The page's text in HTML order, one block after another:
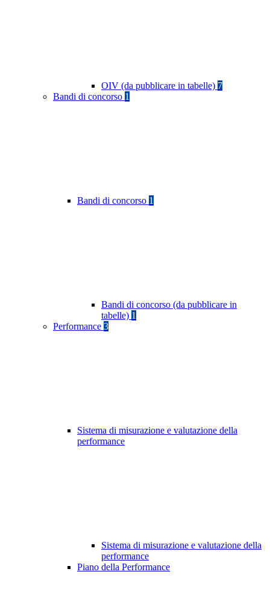
OIV (da pubblicare in tabelle) 7
Bandi di concorso 1
Bandi di concorso 1
Bandi di concorso (da pubblicare in
tabelle) 1
Performance 3
Sistema di misurazione e valutazione della
performance
Sistema di misurazione e valutazione della
performance
Piano della Performance